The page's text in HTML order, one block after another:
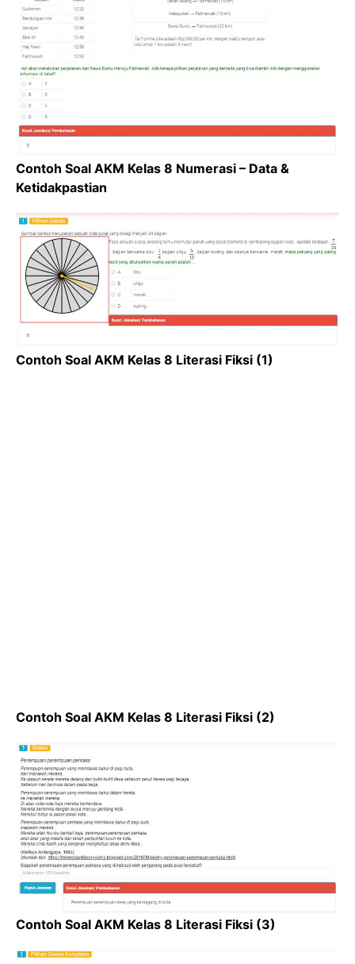
Contoh Soal AKM Kelas 8 Numerasi – Data &
Ketidakpastian
Contoh Soal AKM Kelas 8 Literasi Fiksi (1)
Contoh Soal AKM Kelas 8 Literasi Fiksi (2)
Contoh Soal AKM Kelas 8 Literasi Fiksi (3)